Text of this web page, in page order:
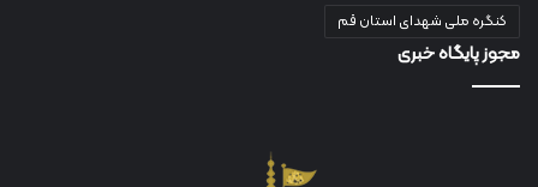
کنگره ملی شهدای استان قم
مجوز پایگاه خبری